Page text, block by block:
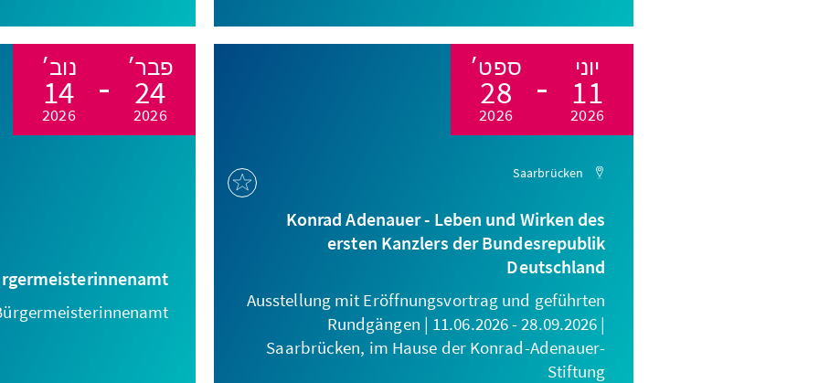
יוני
11
2026
ספט׳
28
2026
Saarbrücken
Konrad Adenauer - Leben und Wirken des
ersten Kanzlers der Bundesrepublik
Deutschland
Ausstellung mit Eröffnungsvortrag und geführten
Rundgängen | 11.06.2026 - 28.09.2026 |
Saarbrücken, im Hause der Konrad-Adenauer-
Stiftung
פבר׳
24
2026
נוב׳
14
2026